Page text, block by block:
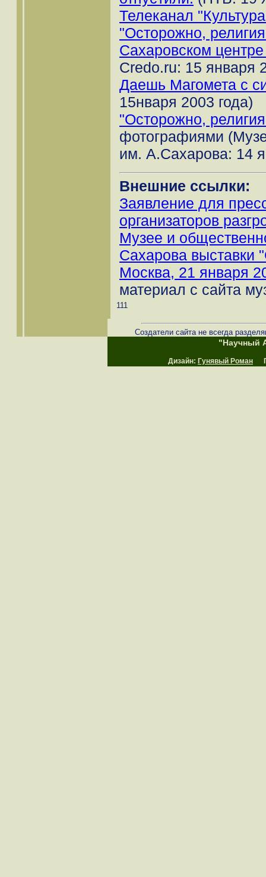
Телеканал
"Осторожно,
Сахаровском
Credo.ru: 15 января
Даешь Магомета с
15нваря 2003 года)
"Осторожно,
фотографиями
им. А.Сахарова: 14
Внешние ссылки:
Заявление для
организаторов
Музее и
Сахарова выставки
Москва, 21 января
материал с сайта
111
Создатели сайта не всегда
"Научный
Дизайн: Гунявый Роман